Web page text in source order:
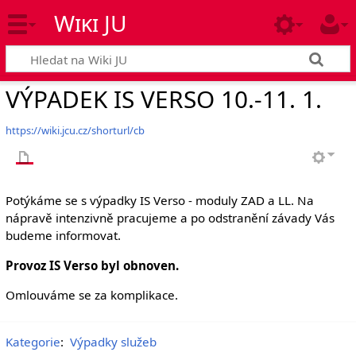
Wiki JU
VÝPADEK IS VERSO 10.-11. 1.
https://wiki.jcu.cz/shorturl/cb
Potýkáme se s výpadky IS Verso - moduly ZAD a LL. Na
nápravě intenzivně pracujeme a po odstranění závady Vás
budeme informovat.
Provoz IS Verso byl obnoven.
Omlouváme se za komplikace.
Kategorie: Výpadky služeb